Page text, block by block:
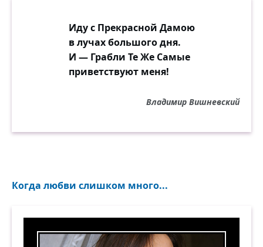
Иду с Прекрасной Дамою
в лучах большого дня.
И — Грабли Те Же Самые
приветствуют меня!
Владимир Вишневский
Когда любви слишком много...